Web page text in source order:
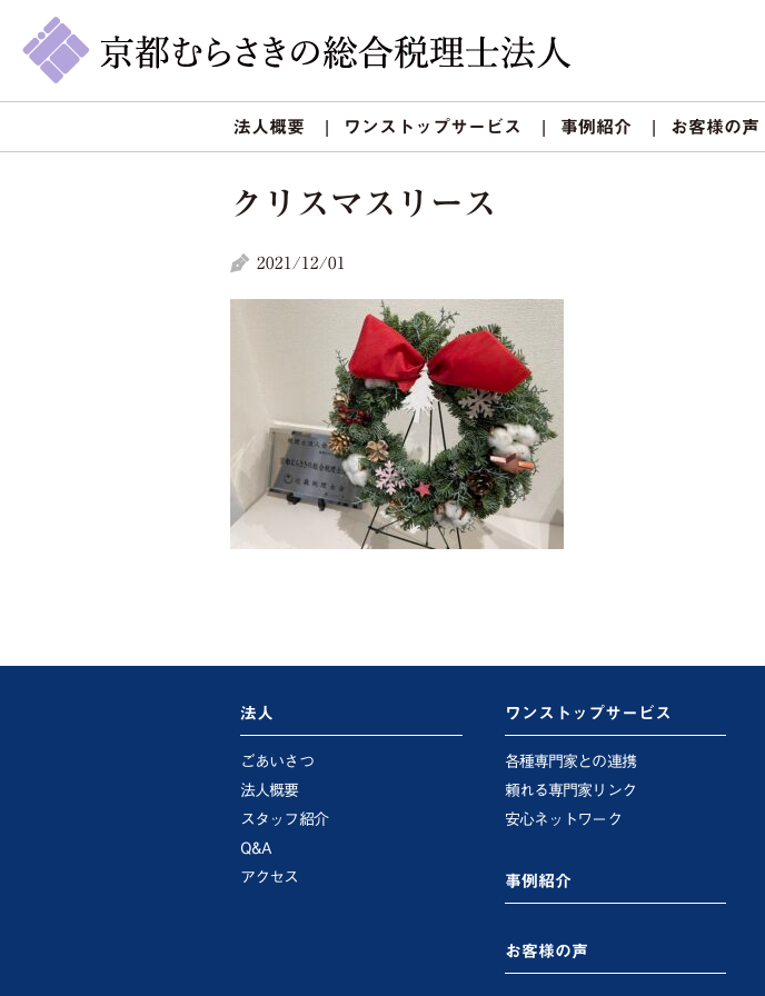
法人概要 ワンストップサービス 事例紹介 お客様の声
クリスマスリース
2021/12/01
法人
ごあいさつ
法人概要
スタッフ紹介
Q&A
アクセス
ワンストップサービス
各種専門家との連携
頼れる専門家リンク
安心ネットワーク
事例紹介
お客様の声